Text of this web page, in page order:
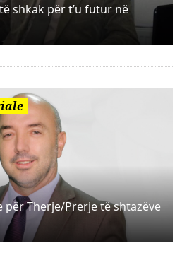
shkak për t’u futur në
Therje/Prerje të shtazëve